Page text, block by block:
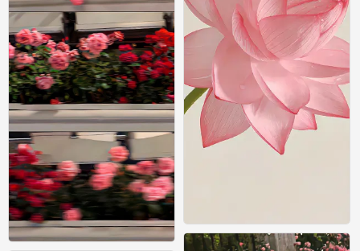
壁纸